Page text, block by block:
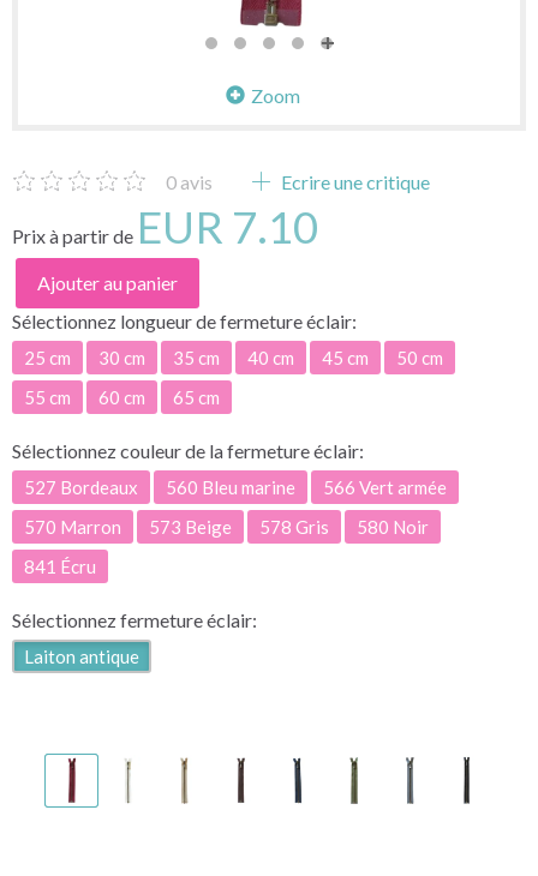
Zoom
0 avis Ecrire une critique
Prix à partir de EUR 7.10
Ajouter au panier
Sélectionnez longueur de fermeture éclair:
25 cm 30 cm 35 cm 40 cm 45 cm
50 cm
55 cm
60 cm 65 cm
Sélectionnezcouleur de la fermeture éclair:
527 Bordeaux 560 Bleu marine
566 Vert armée
570 Marron
573 Beige 578 Gris
580 Noir
841 Écru
Sélectionnezfermeture éclair:
Laiton antique